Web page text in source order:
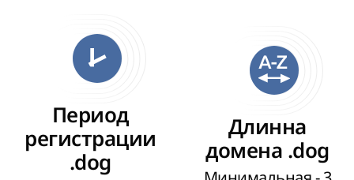
Период
регистрации
.dog
Длинна
домена .dog